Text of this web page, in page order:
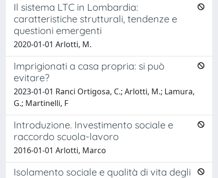
Il sistema LTC in Lombardia:
caratteristiche strutturali, tendenze e
questioni emergenti
2020-01-01 Arlotti, M.
Imprigionati a casa propria: si può
evitare?
2023-01-01 Ranci Ortigosa, C.; Arlotti, M.; Lamura,
G.; Martinelli, F
Introduzione. Investimento sociale e
raccordo scuola-lavoro
2016-01-01 Arlotti, Marco
Isolamento sociale e qualità di vita degli